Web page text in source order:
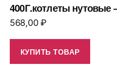
400Г.котлеты нутовые
568,00₽
КУПИТЬ ТОВАР